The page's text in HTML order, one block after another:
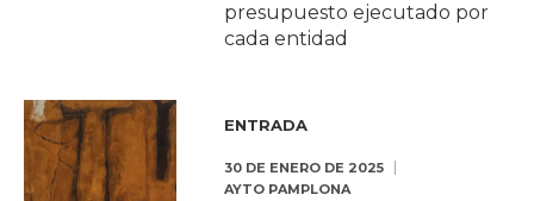
presupuesto ejecutado por
cada entidad
ENTRADA
30 DE ENERO DE 2025
AYTO PAMPLONA